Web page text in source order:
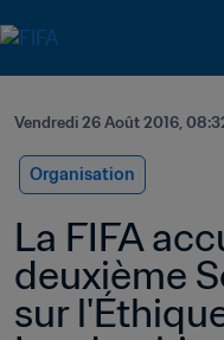
Vendredi 26 Août 2016,
Organisation
La FIFA
deuxième
sur